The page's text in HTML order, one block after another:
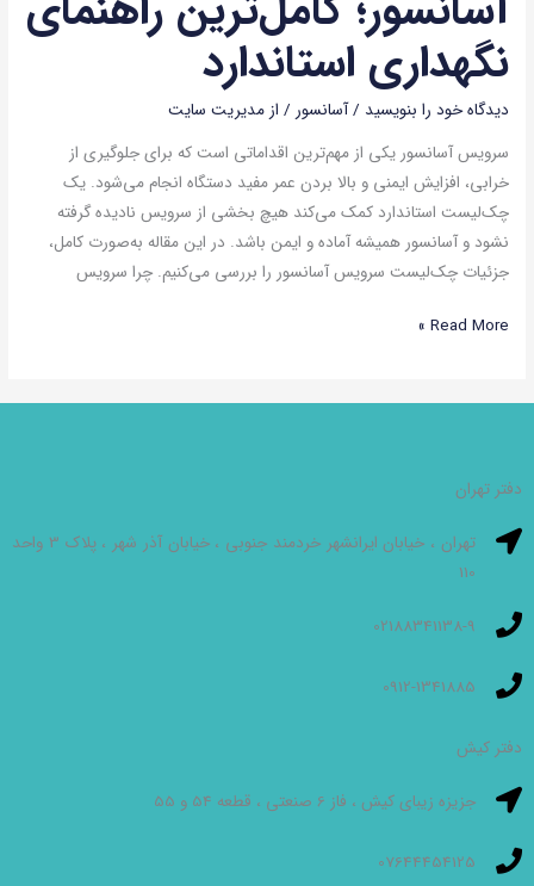
نگهداری استاندارد
دیدگاه‌ خود را بنویسید /آسانسور / از مدیریت سایت
سرویس آسانسور یکی از مهم‌ترین اقداماتی است که برای جلوگیری از
خرابی، افزایش ایمنی و بالا بردن عمر مفید دستگاه انجام می‌شود. یک
چک‌لیست استاندارد کمک می‌کند هیچ بخشی از سرویس نادیده گرفته
نشود و آسانسور همیشه آماده و ایمن باشد. در این مقاله به‌صورت کامل،
جزئیات چک‌لیست سرویس آسانسور را بررسی می‌کنیم. چرا سرویس
Read More »
دفتر تهران
تهران ، خیابان ایرانشهر خردمند جنوبی ، خیابان آذر شهر ، پلاک 3 واحد
110
02188341138-9
0912-1341885
دفتر کیش
جزیزه زیبای کیش ، فاز 6 صنعتی ، قطعه 54 و 55
07644454125